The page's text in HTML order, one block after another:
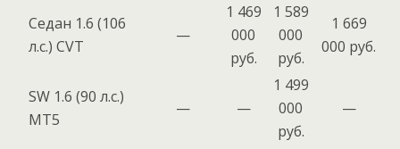
Седан 1.6 (106
л.с.) CVT
—
1 469
000
руб.
1 589
000
руб.
1 669
000 руб.
SW 1.6 (90 л.с.)
MT5
— —
1 499
000
руб.
—